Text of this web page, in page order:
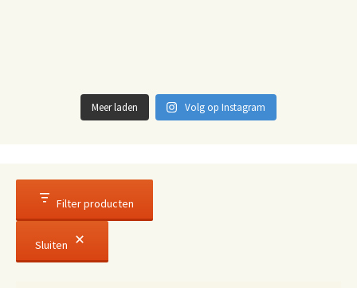
Meer laden Volg op Instagram
Filter producten
Sluiten